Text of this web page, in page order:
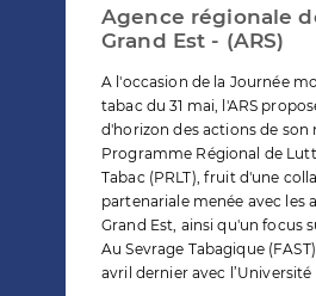
Agence régionale
Grand Est - (ARS)
A l'occasion de la Journée
tabac du 31 mai, l'ARS
d'horizon des actions de son
Programme Régional de
Tabac (PRLT), fruit d'une
partenariale menée avec les
Grand Est, ainsi qu'un focus
Au Sevrage Tabagique
avril dernier avec l’Université